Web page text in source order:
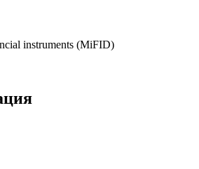
instruments (MiFID)